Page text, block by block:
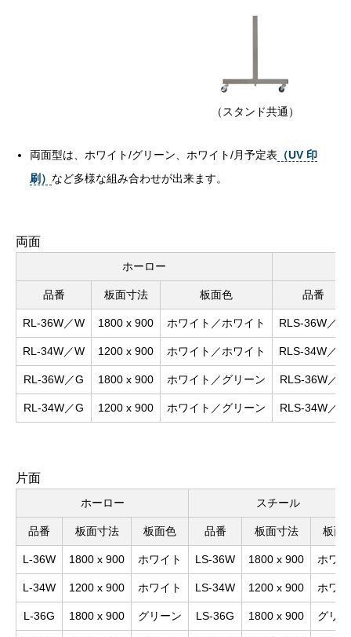
（スタンド共通）
両面型は、ホワイト/グリーン、ホワイト/月予定表 （UV 印
刷） など多様な組み合わせが出来ます。
両面
ホーロー
品番 板面寸法 板面色 品番
RL-36W／W 1800 x 900 ホワイト／ホワイト RLS-36W／W
RL-34W／W 1200 x 900 ホワイト／ホワイト RLS-34W／W
RL-36W／G 1800 x 900 ホワイト／グリーン RLS-36W／G
RL-34W／G 1200 x 900 ホワイト／グリーン RLS-34W／G
片面
ホーロー スチール
品番 板面寸法 板面色 品番 板面寸法 板面
L-36W 1800 x 900 ホワイト LS-36W 1800 x 900 ホワ
L-34W 1200 x 900 ホワイト LS-34W 1200 x 900 ホワ
L-36G 1800 x 900 グリーン LS-36G 1800 x 900 グリ